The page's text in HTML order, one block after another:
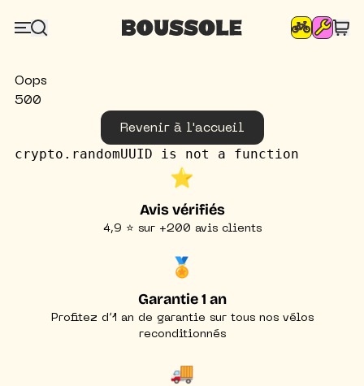
Oops
500
Revenir à l'accueil
crypto.randomUUID is not a function
⭐️
Avis vérifiés
4,9 ⭐ sur +200 avis clients
🏅
Garantie 1 an
Profitez d’1 an de garantie sur tous nos vélos
reconditionnés
🚚